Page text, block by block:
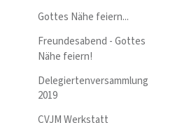
Gottes Nähe feiern...
Freundesabend - Gottes
Nähe feiern!
Delegiertenversammlung
2019
CVJM Werkstatt